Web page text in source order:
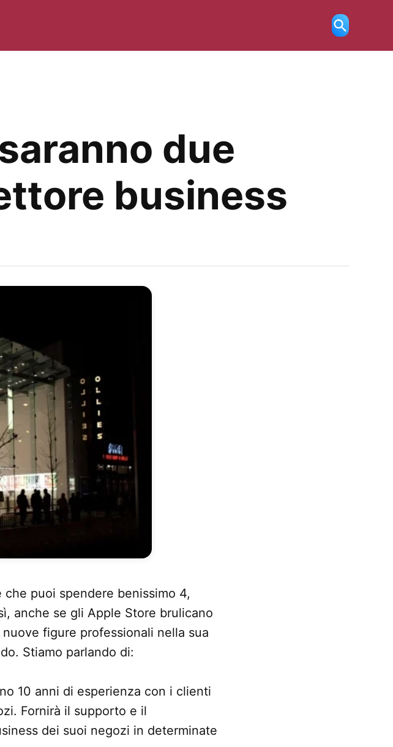
Ricerca
aperta
due
business
che puoi spendere benissimo 4,
anche se gli Apple Store brulicano
figure professionali nella sua
Stiamo parlando di:
10 anni di esperienza con i clienti
Fornirà il supporto e il
dei suoi negozi in determinate